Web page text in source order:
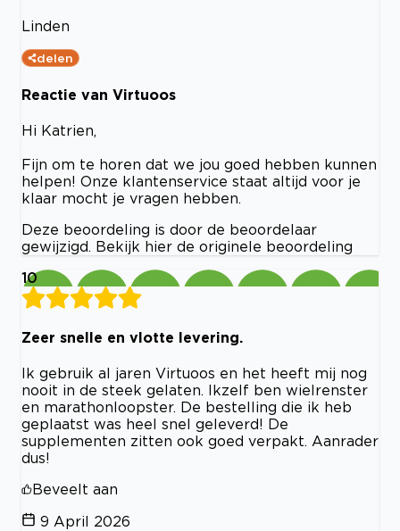
Linden
delen
Reactie van Virtuoos
Hi Katrien,
Fijn om te horen dat we jou goed hebben kunnen
helpen! Onze klantenservice staat altijd voor je
klaar mocht je vragen hebben.
Deze beoordeling is door de beoordelaar
gewijzigd. Bekijk hier de originele beoordeling
10
Zeer snelle en vlotte levering.
Ik gebruik al jaren Virtuoos en het heeft mij nog
nooit in de steek gelaten. Ikzelf ben wielrenster
en marathonloopster. De bestelling die ik heb
geplaatst was heel snel geleverd! De
supplementen zitten ook goed verpakt. Aanrader
dus!
Beveelt aan
9 April 2026